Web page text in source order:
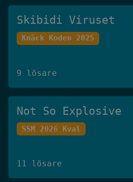
Skibidi Viruset
Knäck Koden 2025
9 lösare
Not So Explosive
SSM 2026 Kval
11 lösare